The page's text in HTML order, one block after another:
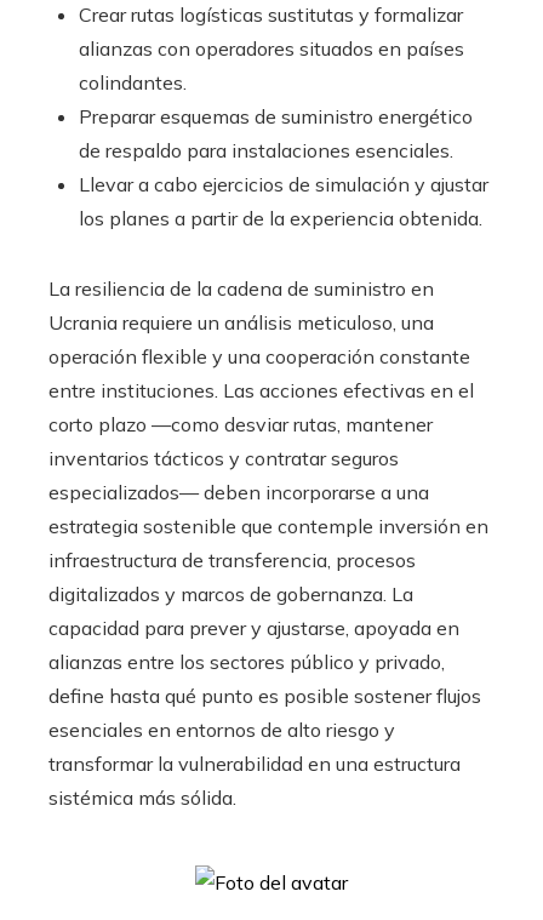
Crear rutas logísticas sustitutas y formalizar
alianzas con operadores situados en países
colindantes.
Preparar esquemas de suministro energético
de respaldo para instalaciones esenciales.
Llevar a cabo ejercicios de simulación y ajustar
los planes a partir de la experiencia obtenida.
La resiliencia de la cadena de suministro en
Ucrania requiere un análisis meticuloso, una
operación flexible y una cooperación constante
entre instituciones. Las acciones efectivas en el
corto plazo —como desviar rutas, mantener
inventarios tácticos y contratar seguros
especializados— deben incorporarse a una
estrategia sostenible que contemple inversión en
infraestructura de transferencia, procesos
digitalizados y marcos de gobernanza. La
capacidad para prever y ajustarse, apoyada en
alianzas entre los sectores público y privado,
define hasta qué punto es posible sostener flujos
esenciales en entornos de alto riesgo y
transformar la vulnerabilidad en una estructura
sistémica más sólida.